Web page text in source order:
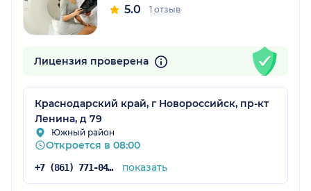
5.0 1 отзыв
Лицензия проверена
Краснодарский край, г Новороссийск, пр-кт
Ленина, д 79
Южный район
Откроется в 08:00
+7 (861) 771-04-40 показать